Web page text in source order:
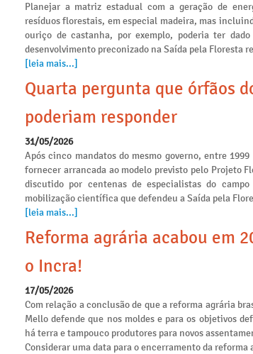
Planejar a matriz estadual com a geração de
resíduos florestais, em especial madeira, mas
ouriço de castanha, por exemplo, poderia ter
desenvolvimento preconizado na Saída pela Floresta
[leia mais...]
Quarta pergunta que órfãos
poderiam responder
31/05/2026
Após cinco mandatos do mesmo governo, entre
fornecer arrancada ao modelo previsto pelo Projeto
discutido por centenas de especialistas do
mobilização científica que defendeu a Saída pela
[leia mais...]
Reforma agrária acabou em
o Incra!
17/05/2026
Com relação a conclusão de que a reforma agrária
Mello defende que nos moldes e para os objetivos
há terra e tampouco produtores para novos
Considerar uma data para o encerramento da